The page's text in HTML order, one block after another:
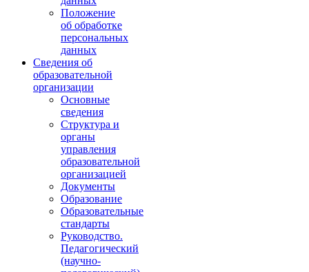
Положение
об обработке
персональных
данных
Сведения об
образовательной
организации
Основные
сведения
Структура и
органы
управления
образовательной
организацией
Документы
Образование
Образовательные
стандарты
Руководство.
Педагогический
(научно-